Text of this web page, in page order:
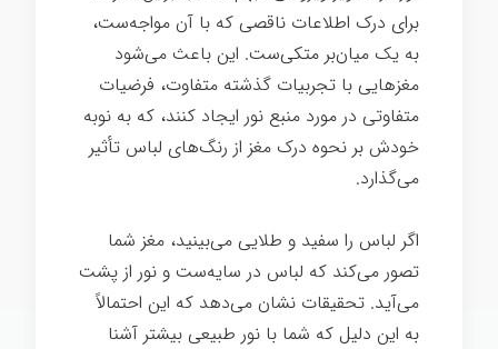
برای درک اطلاعات ناقصی که با آن مواجه‌ست،
به یک میان‌بر متکی‌ست. این باعث می‌شود
مغزهایی با تجربیات گذشته متفاوت، فرضیات
متفاوتی در مورد منبع نور ایجاد کنند، که به نوبه
خودش بر نحوه درک مغز از رنگ‌های لباس تأثیر
می‌گذارد.
اگر لباس را سفید و طلایی می‌بینید، مغز شما
تصور می‌کند که لباس در سایه‌ست و نور از پشت
می‌آید. تحقیقات نشان می‌دهد که این احتمالاً
به این دلیل که شما با نور طبیعی بیشتر آشنا